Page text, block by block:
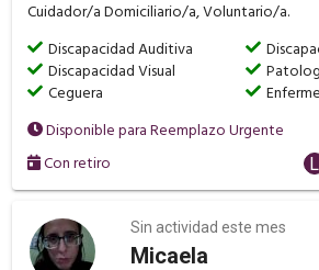
Cuidador/a Domiciliario/a, Voluntario/a.
Discapacidad Auditiva
Discapacidad Visual
Ceguera
Disponible para Reemplazo Urgente
Con retiro
L
Sin actividad este mes
Micaela